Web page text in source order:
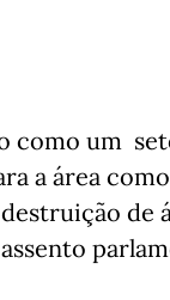
como um
a área
de